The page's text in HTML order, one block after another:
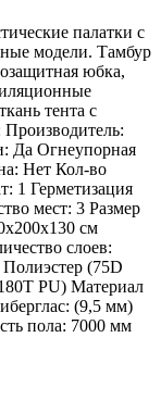
палатки с
модели. Тамбур
юбка,
тента с
Да Огнеупорная
Нет Кол-во
1 Герметизация
мест: 3 Размер
см
слоев:
(75D
PU) Материал
(9,5 мм)
пола: 7000 мм